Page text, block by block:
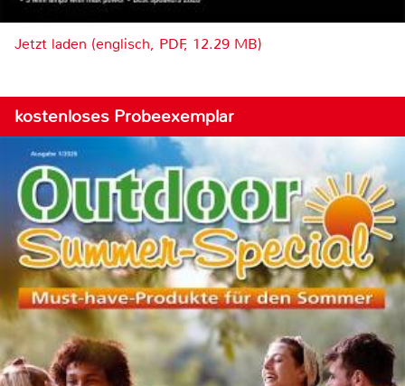
Jetzt laden (englisch, PDF, 12.29 MB)
kostenloses Probeexemplar